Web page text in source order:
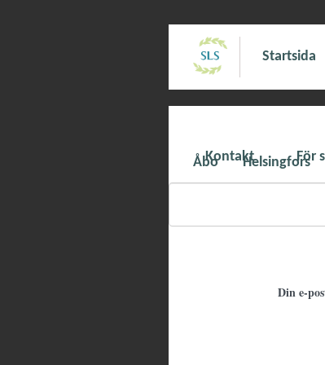
Startsida
Åbo Helsingfors
Kontakt För
Din e-